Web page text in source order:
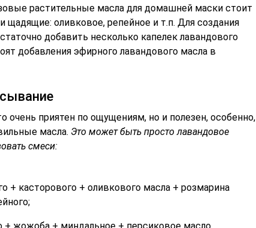
растительные масла для домашней маски стоит
щадящие: оливковое, репейное и т.п. Для создания
добавить несколько капелек лавандового
добавления эфирного лавандового масла в
приятен по ощущениям, но и полезен, особенно,
масла. Это может быть просто лавандовое
смеси:
+ касторового + оливкового масла + розмарина